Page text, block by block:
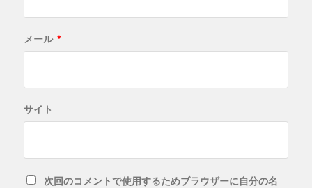
メール *
サイト
次回のコメントで使用するためブラウザーに自分の名